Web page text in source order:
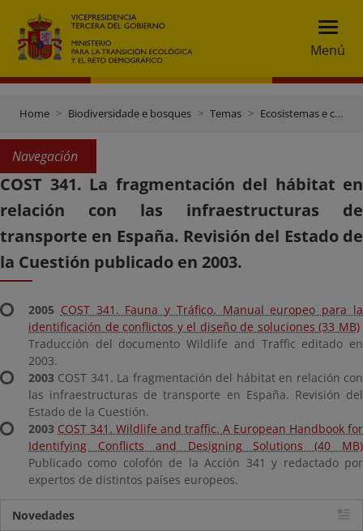
Menú
Home Biodiversidade e bosques Temas Ecosistemas e conectividade
Navegación
COST 341. La fragmentación del hábitat en
relación con las infraestructuras de
transporte en España. Revisión del Estado de
la Cuestión publicado en 2003.
2005 COST 341. Fauna y Tráfico. Manual europeo para la
identificación de conflictos y el diseño de soluciones (33 MB)
Traducción del documento Wildlife and Traffic editado en
2003.
2003 COST 341. La fragmentación del hábitat en relación con
las infraestructuras de transporte en España. Revisión del
Estado de la Cuestión.
2003 COST 341. Wildlife and traffic. A European Handbook for
Identifying Conflicts and Designing Solutions (40 MB)
Publicado como colofón de la Acción 341 y redactado por
expertos de distintos países europeos.
Novedades